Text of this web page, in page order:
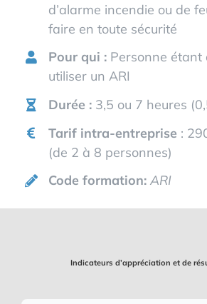
d’alarme incendie ou de
faire en toute sécurité
Pour qui : Personne étant
utiliser un ARI
Durée : 3,5 ou 7 heures
Tarif intra-entreprise :
(de 2 à 8 personnes)
Code formation: ARI
Indicateurs d’appréciation et de